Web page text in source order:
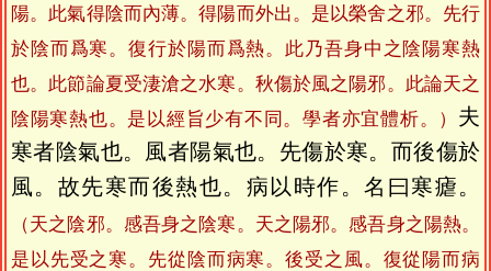
陽。此氣得陰而內薄。得陽而外出。是以榮舍之邪。先行
於陰而爲寒。復行於陽而爲熱。此乃吾身中之陰陽寒熱
也。此節論夏受淒滄之水寒。秋傷於風之陽邪。此論天之
陰陽寒熱也。是以經旨少有不同。學者亦宜體析。） 夫
寒者陰氣也。風者陽氣也。先傷於寒。而後傷於
風。故先寒而後熱也。病以時作。名曰寒瘧。
（天之陰邪。感吾身之陰寒。天之陽邪。感吾身之陽熱。
是以先受之寒。先從陰而病寒。後受之風。復從陽而病